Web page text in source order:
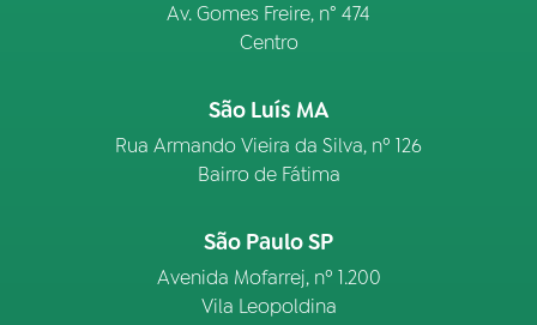
Av. Gomes Freire, n° 474
Centro
São Luís MA
Rua Armando Vieira da Silva, nº 126
Bairro de Fátima
São Paulo SP
Avenida Mofarrej, nº 1.200
Vila Leopoldina